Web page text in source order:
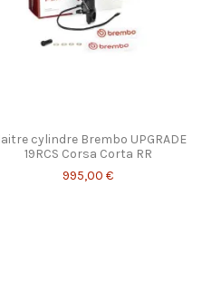
cylindre Brembo UPGRADE
19RCS Corsa Corta RR
995,00 €